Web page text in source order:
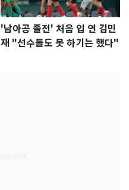
'남아공 졸전' 처음 입 연 김민
재 "선수들도 못 하기는 했다"